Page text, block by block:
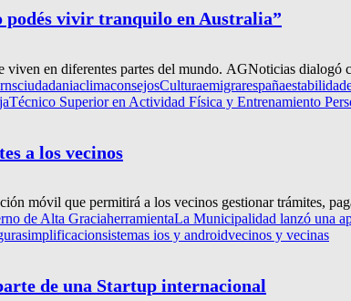
vivir tranquilo en Australia”
viven en diferentes partes del mundo. AGNoticias
ciudadaniaclimaconsejosCulturaemigrarespañaestabilidad
Técnico Superior en Actividad Física y Entrenamiento
a los vecinos
móvil que permitirá a los vecinos gestionar trámites,
de Alta GraciaherramientaLa Municipalidad lanzó una
simplificacionsistemas ios y androidvecinos y vecinas
de una Startup internacional